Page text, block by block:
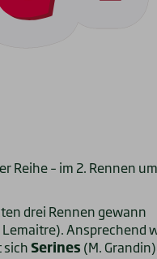
Reihe – im 2. Rennen um
drei Rennen gewann
Lemaitre). Ansprechend
sichSerines (M.